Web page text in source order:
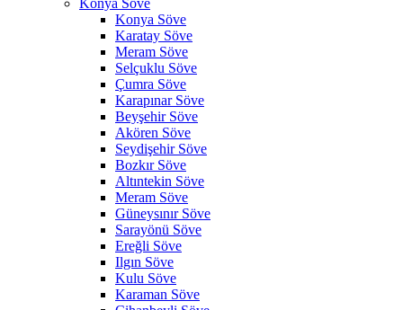
Konya Söve
Konya Söve
Karatay Söve
Meram Söve
Selçuklu Söve
Çumra Söve
Karapınar Söve
Beyşehir Söve
Akören Söve
Seydişehir Söve
Bozkır Söve
Altıntekin Söve
Meram Söve
Güneysınır Söve
Sarayönü Söve
Ereğli Söve
Ilgın Söve
Kulu Söve
Karaman Söve